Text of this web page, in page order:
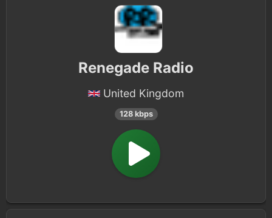
Renegade Radio
United Kingdom
128 kbps